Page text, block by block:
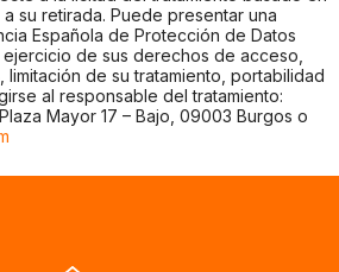
su retirada. Puede presentar una
Española de Protección de Datos
de sus derechos de acceso,
de su tratamiento, portabilidad
al responsable del tratamiento:
Plaza Mayor 17 – Bajo, 09003 Burgos o